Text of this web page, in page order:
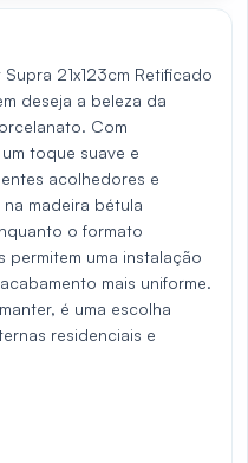
21x123cm Retificado
deseja a beleza da
Com
toque suave e
acolhedores e
madeira bétula
o formato
uma instalação
mais uniforme.
é uma escolha
residenciais e